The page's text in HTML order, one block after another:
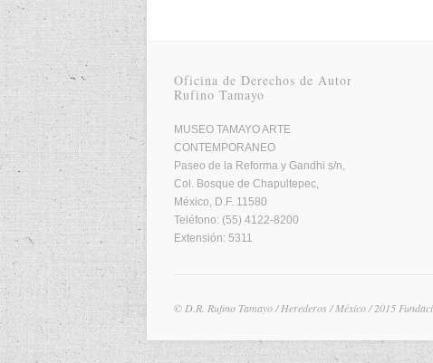
Oficina de Derechos de Autor
Rufino Tamayo
MUSEO TAMAYO ARTE
CONTEMPORANEO
Paseo de la Reforma y Gandhi s/n,
Col. Bosque de Chapultepec,
México, D.F. 11580
Teléfono: (55) 4122-8200
Extensión: 5311
© D.R. Rufino Tamayo / Herederos / México / 2015